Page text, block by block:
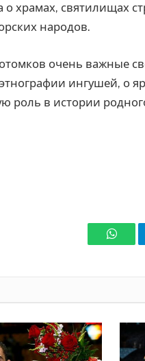
храмах, святилищах
народов.
очень важные
ингушей, о
роль в истории